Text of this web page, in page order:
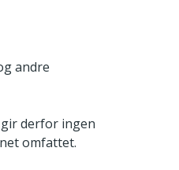
andre
derfor ingen
omfattet.